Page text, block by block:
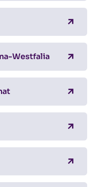
Westfalia